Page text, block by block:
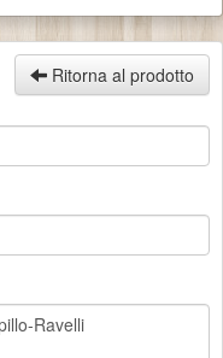
Ritorna al prodotto